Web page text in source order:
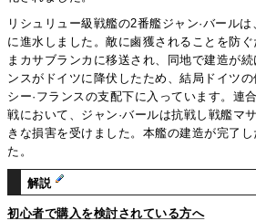
リシュリュー級戦艦の2番艦ジャン·バール
に進水しました。敵に鹵獲されることを防
まカサブランカに移送され、同地で建造が
ンスがドイツに降伏したため、結局ドイツ
シー·フランスの支配下に入っています。連
戦において、ジャン·バールは抗戦し戦艦マ
きな損害を受けました。本艦の建造が完了
た。
解説
初心者で購入を検討されている方へ